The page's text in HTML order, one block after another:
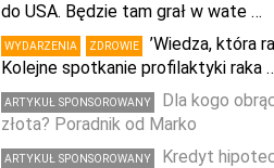
do USA. Będzie tam grał w wate …
WYDARZENIA ZDROWIE
’Wiedza, która
Kolejne spotkanie profilaktyki raka
ARTYKUŁ SPONSOROWANY
Dla kogo
złota? Poradnik od Marko
ARTYKUŁ SPONSOROWANY
Kredyt